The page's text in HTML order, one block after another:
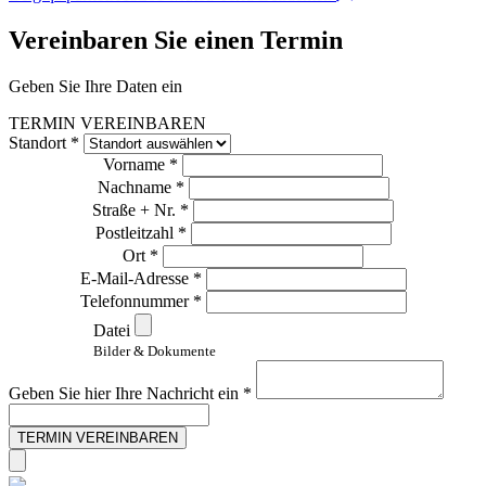
Vereinbaren Sie einen Termin
Geben Sie Ihre Daten ein
TERMIN VEREINBAREN
Standort *
Vorname *
Nachname *
Straße + Nr. *
Postleitzahl *
Ort *
E-Mail-Adresse *
Telefonnummer *
Datei
Bilder & Dokumente
Geben Sie hier Ihre Nachricht ein *
TERMIN VEREINBAREN